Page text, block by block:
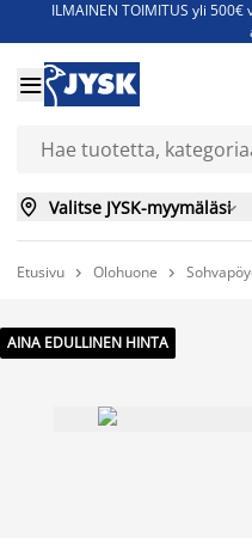
ILMAINEN TOIMITUS yli
Jenkkisänkyjä

 Valitse JYSK-myymäläsi
Etusivu  Olohuone 
AINA EDULLINEN HINTA